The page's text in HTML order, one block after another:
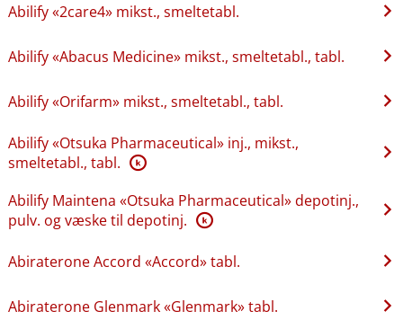
Abilify «2care4» mikst., smeltetabl.
Abilify «Abacus Medicine» mikst., smeltetabl., tabl.
Abilify «Orifarm» mikst., smeltetabl., tabl.
Abilify «Otsuka Pharmaceutical» inj., mikst.,
smeltetabl., tabl. K
Abilify Maintena «Otsuka Pharmaceutical» depotinj.,
pulv. og væske til depotinj. K
Abiraterone Accord «Accord» tabl.
Abiraterone Glenmark «Glenmark» tabl.